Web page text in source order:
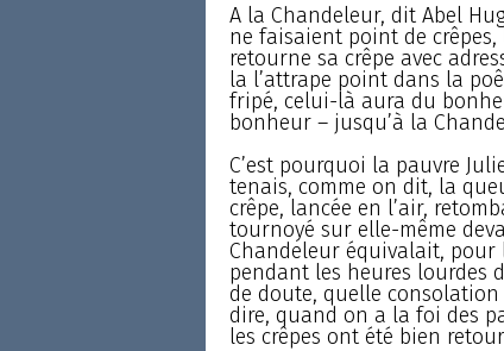
A la Chandeleur, dit Abel
ne faisaient point de
retourne sa crêpe avec
la l’attrape point dans la
fripé, celui-là aura du
bonheur – jusqu’à la
C’est pourquoi la pauvre
tenais, comme on dit, la
crêpe, lancée en l’air,
tournoyé sur elle-même
Chandeleur équivalait, pour
pendant les heures lourdes
de doute, quelle consolation
dire, quand on a la foi des
les crêpes ont été bien